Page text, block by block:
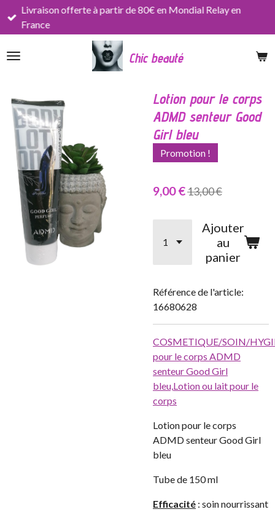
Passer
principal
Chic beauté
Livraison offerte à partir de 80€ en Mondial Relay en
France
Lotion pour le corps
ADMD senteur Good
Girl bleu
Promotion !
9,00 €13,00 €
Ajouter
au
panier
Référence de l'article:
16680628
COSMETIQUE/SOIN/
pour le corps ADMD
senteur Good Girl
bleu,Lotion ou lait pour le
corps
Lotion pour le corps
ADMD senteur Good Girl
bleu
Tube de 150 ml
Efficacité : soin nourrissant